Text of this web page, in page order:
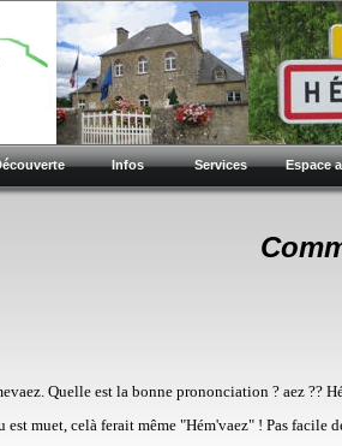
Infos Services Espace
Quelle est la bonne prononciation ? aez ??
est muet, celà ferait même "Hém'vaez" ! Pas facile